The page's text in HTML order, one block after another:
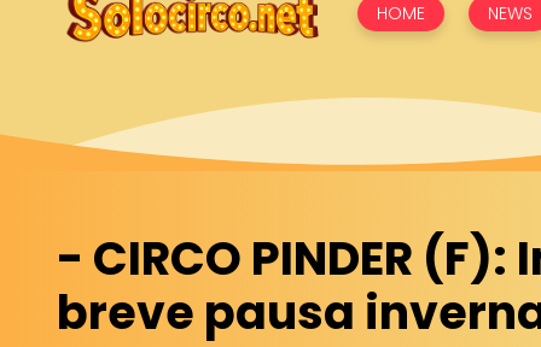
HOME NEWS
- CIRCO PINDER (F):
breve pausa